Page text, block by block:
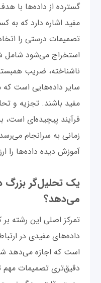
گسترده از داده‌ها با
مفید اشاره دارد که به
تصمیمات درستی را
استخراج می‌شود شامل
ناشناخته، ضریب
سایر داده‌هایی است
مفید باشند. تجزیه و
فرآیند پیچیده‌ای است،
زمانی به سرانجام
آموزش دیده داده‌ها را
یک تحلیل‌گر بزرگ
می‌دهد؟
تمرکز اصلی این رشته
داده‌های مفیدی در
است که اجازه می‌دهد
دقیق‌تری تصمیمات مهم